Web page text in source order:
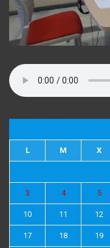
L M X
3 4 5
10 11 12
17 18 19